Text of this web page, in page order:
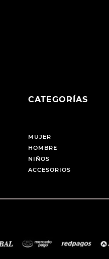
CATEGORÍAS
MUJER
HOMBRE
NIÑOS
ACCESORIOS